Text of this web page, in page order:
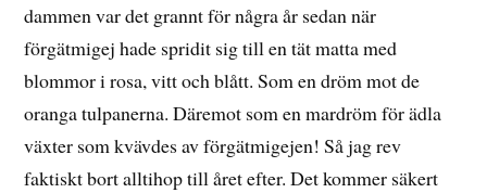
dammen var det grannt för några år sedan när
förgätmigej hade spridit sig till en tät matta med
blommor i rosa, vitt och blått. Som en dröm mot de
oranga tulpanerna. Däremot som en mardröm för ädla
växter som kvävdes av förgätmigejen! Så jag rev
faktiskt bort alltihop till året efter. Det kommer säkert